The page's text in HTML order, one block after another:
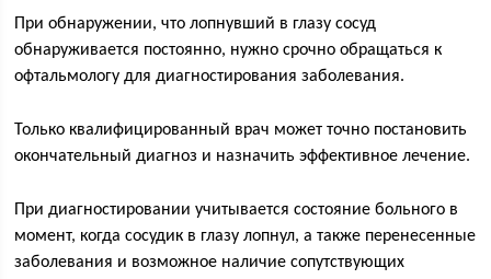
При обнаружении, что лопнувший в глазу сосуд
обнаруживается постоянно, нужно срочно обращаться к
офтальмологу для диагностирования заболевания.
Только квалифицированный врач может точно постановить
окончательный диагноз и назначить эффективное лечение.
При диагностировании учитывается состояние больного в
момент, когда сосудик в глазу лопнул, а также перенесенные
заболевания и возможное наличие сопутствующих